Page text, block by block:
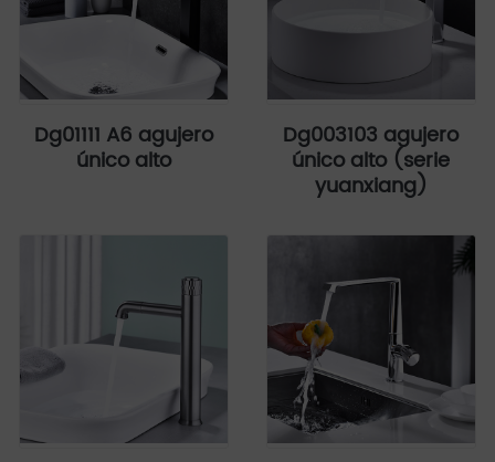
Dg01111 A6 agujero
único alto
Dg003103 agujero
único alto (serie
yuanxiang)